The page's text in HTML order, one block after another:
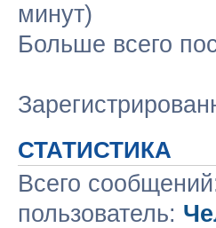
минут)
Больше всего
СТАТИСТИКА
Всего
пользователь: